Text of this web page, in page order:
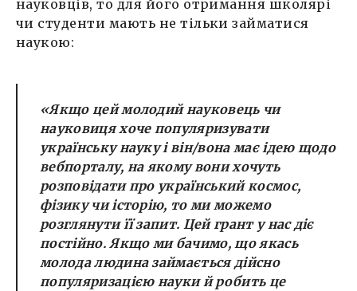
науковців, то для його отримання школярі
чи студенти мають не тільки займатися
наукою:
«Якщо цей молодий науковець чи
науковиця хоче популяризувати
українську науку і він/вона має ідею щодо
вебпорталу, на якому вони хочуть
розповідати про український космос,
фізику чи історію, то ми можемо
розглянути її запит. Цей грант у нас діє
постійно. Якщо ми бачимо, що якась
молода людина займається дійсно
популяризацією науки й робить це